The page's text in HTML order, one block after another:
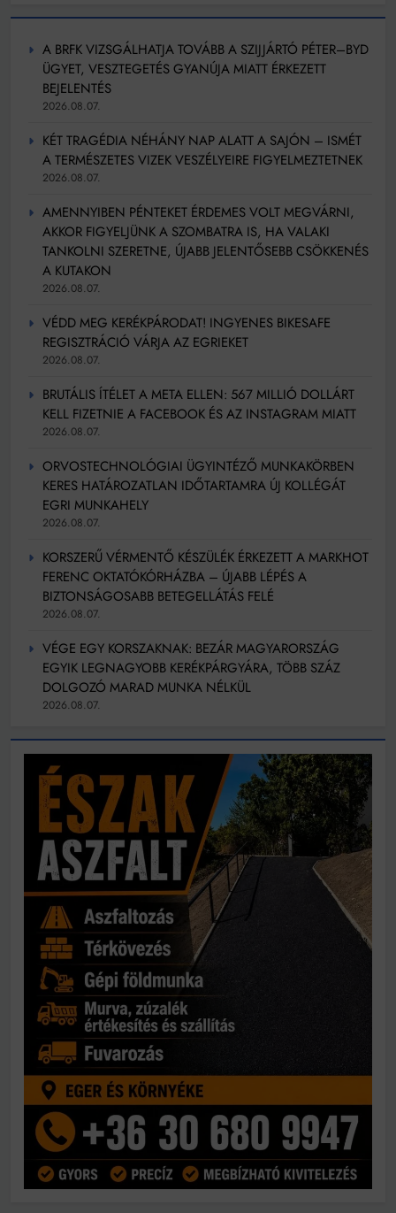
A BRFK VIZSGÁLHATJA TOVÁBB A SZIJJÁRTÓ PÉTER–BYD
ÜGYET, VESZTEGETÉS GYANÚJA MIATT ÉRKEZETT
BEJELENTÉS
2026.08.07.
KÉT TRAGÉDIA NÉHÁNY NAP ALATT A SAJÓN – ISMÉT
A TERMÉSZETES VIZEK VESZÉLYEIRE FIGYELMEZTETNEK
2026.08.07.
AMENNYIBEN PÉNTEKET ÉRDEMES VOLT MEGVÁRNI,
AKKOR FIGYELJÜNK A SZOMBATRA IS, HA VALAKI
TANKOLNI SZERETNE, ÚJABB JELENTŐSEBB CSÖKKENÉS
A KUTAKON
2026.08.07.
VÉDD MEG KERÉKPÁRODAT! INGYENES BIKESAFE
REGISZTRÁCIÓ VÁRJA AZ EGRIEKET
2026.08.07.
BRUTÁLIS ÍTÉLET A META ELLEN: 567 MILLIÓ DOLLÁRT
KELL FIZETNIE A FACEBOOK ÉS AZ INSTAGRAM MIATT
2026.08.07.
ORVOSTECHNOLÓGIAI ÜGYINTÉZŐ MUNKAKÖRBEN
KERES HATÁROZATLAN IDŐTARTAMRA ÚJ KOLLÉGÁT
EGRI MUNKAHELY
2026.08.07.
KORSZERŰ VÉRMENTŐ KÉSZÜLÉK ÉRKEZETT A MARKHOT
FERENC OKTATÓKÓRHÁZBA – ÚJABB LÉPÉS A
BIZTONSÁGOSABB BETEGELLÁTÁS FELÉ
2026.08.07.
VÉGE EGY KORSZAKNAK: BEZÁR MAGYARORSZÁG
EGYIK LEGNAGYOBB KERÉKPÁRGYÁRA, TÖBB SZÁZ
DOLGOZÓ MARAD MUNKA NÉLKÜL
2026.08.07.